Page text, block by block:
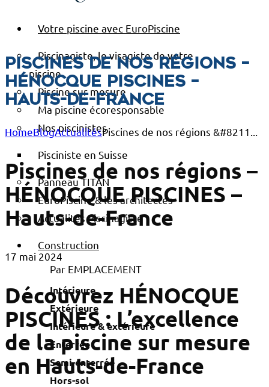
Votre piscine avec EuroPiscine
Piscinagiste, le visagiste de votre
piscine
Piscine sur mesure
Ma piscine écoresponsable
Nos piscinistes
Pisciniste en Suisse
Panneau TITAN
EuroPiscine & les architectes
Actualités Piscinagiste
Construction
Par EMPLACEMENT
Intérieure
Extérieure
Intérieure & extérieure
Enterrée
Semi-enterrée
Hors-sol
Piscines de nos régions –
HÉNOCQUE PISCINES –
Hauts-de-France
HomeBlogActualitésPiscines de nos régions &#8211...
Piscines de nos régions –
HÉNOCQUE PISCINES –
Hauts-de-France
17 mai 2024
Découvrez HÉNOCQUE
PISCINES : L’excellence
de la piscine sur mesure
en Hauts-de-France